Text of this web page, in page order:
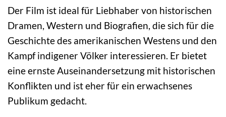
Der Film ist ideal für Liebhaber von historischen
Dramen, Western und Biografien, die sich für die
Geschichte des amerikanischen Westens und den
Kampf indigener Völker interessieren. Er bietet
eine ernste Auseinandersetzung mit historischen
Konflikten und ist eher für ein erwachsenes
Publikum gedacht.